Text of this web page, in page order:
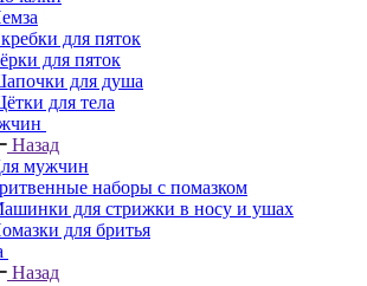
для пяток
для пяток
для душа
для тела
Назад
мужчин
наборы с помазком
для стрижки в носу и ушах
для бритья
Назад